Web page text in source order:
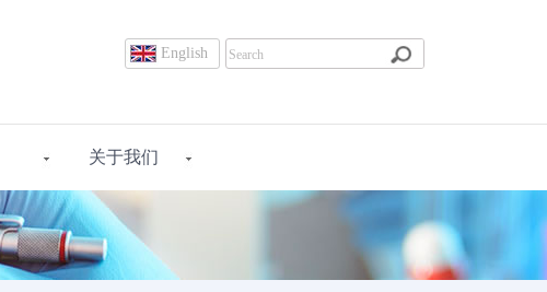
English
关于我们